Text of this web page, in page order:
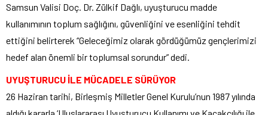
Samsun Valisi Doç. Dr. Zülkif Dağlı, uyuşturucu madde
kullanımının toplum sağlığını, güvenliğini ve esenliğini tehdit
ettiğini belirterek “Geleceğimiz olarak gördüğümüz gençlerimizi
hedef alan önemli bir toplumsal sorundur” dedi.
UYUŞTURUCU İLE MÜCADELE SÜRÜYOR
26 Haziran tarihi, Birleşmiş Milletler Genel Kurulu’nun 1987 yılında